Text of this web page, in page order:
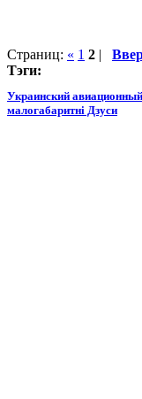
Страниц: « 1 2 |
Тэги:
Украинский
малогабаритні Дзуси